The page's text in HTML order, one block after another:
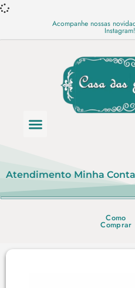
Acompanhe nossas
Instagram!
Atendimento Minha Conta
Como
Comprar